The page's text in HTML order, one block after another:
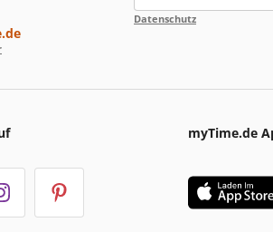
Datenschutz
myTime.de